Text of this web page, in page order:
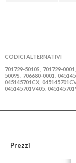
CODICI ALTERNATIVI
701729-5010S
701729-0001
5009S
706680-0001
045145701CX
045145701V405
Prezzi